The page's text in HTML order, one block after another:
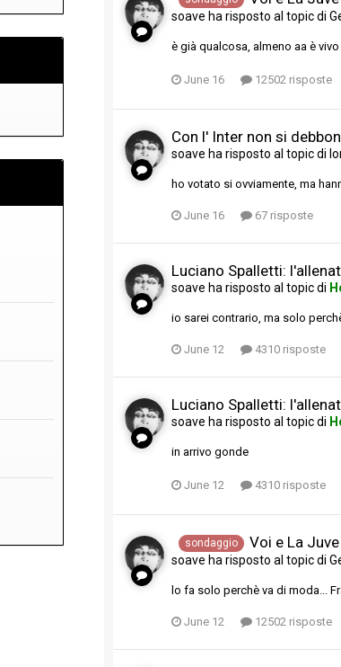
soave ha risposto al topic di
è già qualcosa, almeno aa è vivo
June 16 12502 risposte
Con l' Inter non si
soave ha risposto al topic di
ho votato si ovviamente, ma
June 16 67 risposte
Luciano Spalletti:
soave ha risposto al topic di
io sarei contrario, ma solo
June 12 4310 risposte
Luciano Spalletti:
soave ha risposto al topic di
in arrivo gonde
June 12 4310 risposte
sondaggio Voi e La
soave ha risposto al topic di
lo fa solo perchè va di moda...
June 12 12502 risposte